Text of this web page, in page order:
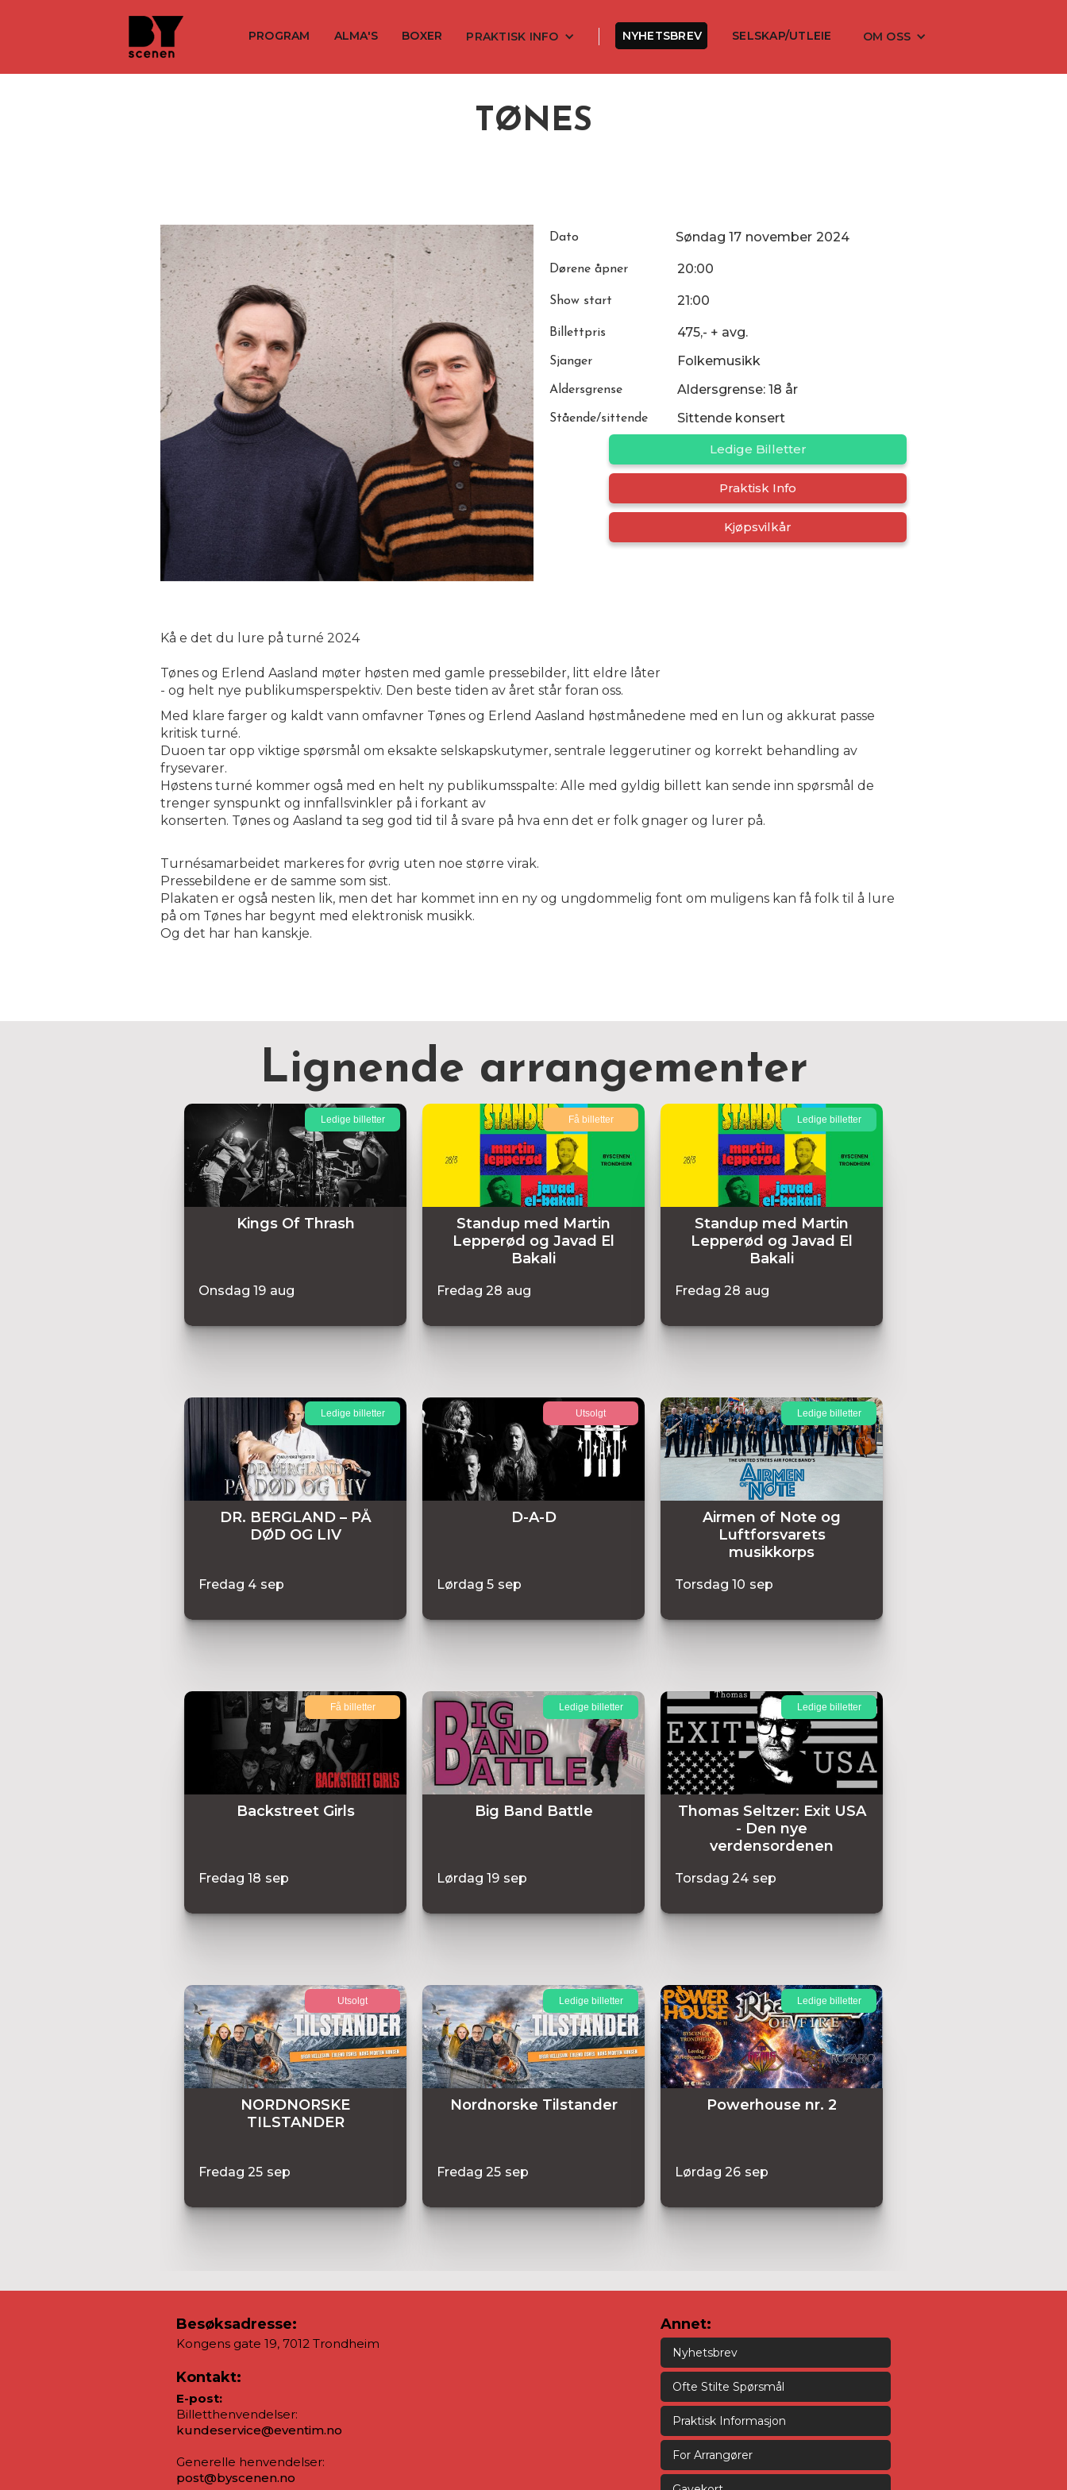
PROGRAM ALMA'S BOXER PRAKTISK INFO NYHETSBREV SELSKAP/UTLEIE OM OSS
TØNES
Dato Søndag 17 november 2024
Dørene åpner 20:00
Show start 21:00
Billettpris 475,- + avg.
Sjanger Folkemusikk
Aldersgrense Aldersgrense: 18 år
Stående/sittende Sittende konsert
Ledige Billetter
Praktisk Info
Kjøpsvilkår
Kå e det du lure på turné 2024
Tønes og Erlend Aasland møter høsten med gamle pressebilder, litt eldre låter
- og helt nye publikumsperspektiv. Den beste tiden av året står foran oss.
Med klare farger og kaldt vann omfavner Tønes og Erlend Aasland høstmånedene med en lun og akkurat passe
kritisk turné.
Duoen tar opp viktige spørsmål om eksakte selskapskutymer, sentrale leggerutiner og korrekt behandling av
frysevarer.
Høstens turné kommer også med en helt ny publikumsspalte: Alle med gyldig billett kan sende inn spørsmål de
trenger synspunkt og innfallsvinkler på i forkant av
konserten. Tønes og Aasland ta seg god tid til å svare på hva enn det er folk gnager og lurer på.
Turnésamarbeidet markeres for øvrig uten noe større virak.
Pressebildene er de samme som sist.
Plakaten er også nesten lik, men det har kommet inn en ny og ungdommelig font om muligens kan få folk til å lure
på om Tønes har begynt med elektronisk musikk.
Og det har han kanskje.
Lignende arrangementer
Kings Of Thrash
Onsdag 19 aug
Ledige billetter
Standup med Martin
Lepperød og Javad El
Bakali
Fredag 28 aug
Få billetter
Standup med Martin
Lepperød og Javad El
Bakali
Fredag 28 aug
Ledige billetter
DR. BERGLAND – PÅ
DØD OG LIV
Fredag 4 sep
Ledige billetter
D-A-D
Lørdag 5 sep
Utsolgt
Airmen of Note og
Luftforsvarets
musikkorps
Torsdag 10 sep
Ledige billetter
Backstreet Girls
Fredag 18 sep
Få billetter
Big Band Battle
Lørdag 19 sep
Ledige billetter
Thomas Seltzer: Exit USA
- Den nye
verdensordenen
Torsdag 24 sep
Ledige billetter
NORDNORSKE
TILSTANDER
Fredag 25 sep
Utsolgt
Nordnorske Tilstander
Fredag 25 sep
Ledige billetter
Powerhouse nr. 2
Lørdag 26 sep
Ledige billetter
Besøksadresse:
Kongens gate 19, 7012 Trondheim
Kontakt:
E-post:
Billetthenvendelser:
kundeservice@eventim.no
Generelle henvendelser:
post@byscenen.no
Annet:
Nyhetsbrev
Ofte Stilte Spørsmål
Praktisk Informasjon
For Arrangører